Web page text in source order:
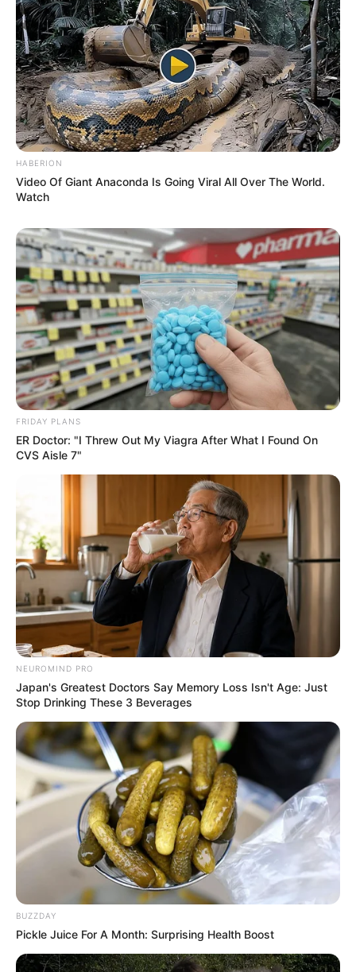
HABERION
Video Of Giant Anaconda Is Going Viral All Over The World.
Watch
FRIDAY PLANS
ER Doctor: "I Threw Out My Viagra After What I Found On
CVS Aisle 7"
NEUROMIND PRO
Japan's Greatest Doctors Say Memory Loss Isn't Age: Just
Stop Drinking These 3 Beverages
BUZZDAY
Pickle Juice For A Month: Surprising Health Boost